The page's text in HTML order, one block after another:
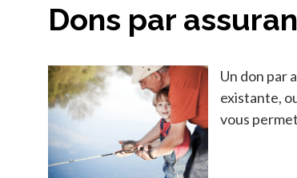
Dons par
Un don par
existante,
vous